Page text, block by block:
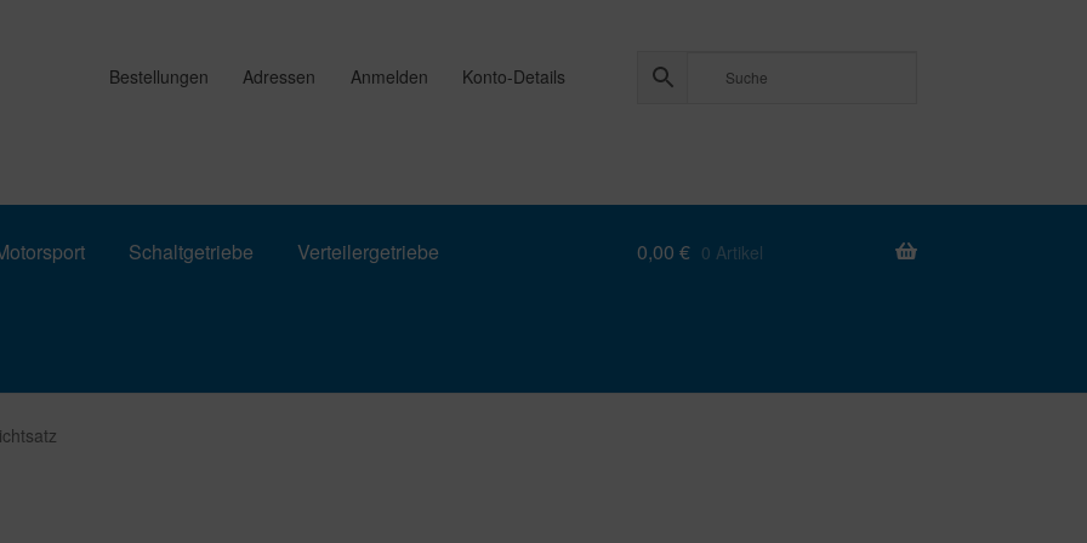
Bestellungen Adressen Anmelden Konto-Details
Schaltgetriebe Verteilergetriebe 0,00 € 0 Artikel